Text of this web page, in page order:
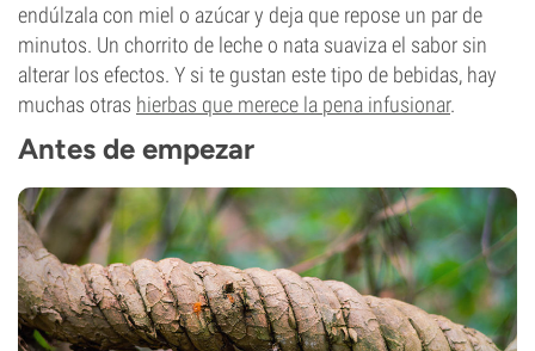
endúlzala con miel o azúcar y deja que repose un par de
minutos. Un chorrito de leche o nata suaviza el sabor sin
alterar los efectos. Y si te gustan este tipo de bebidas, hay
muchas otras hierbas que merece la pena infusionar.
Antes de empezar